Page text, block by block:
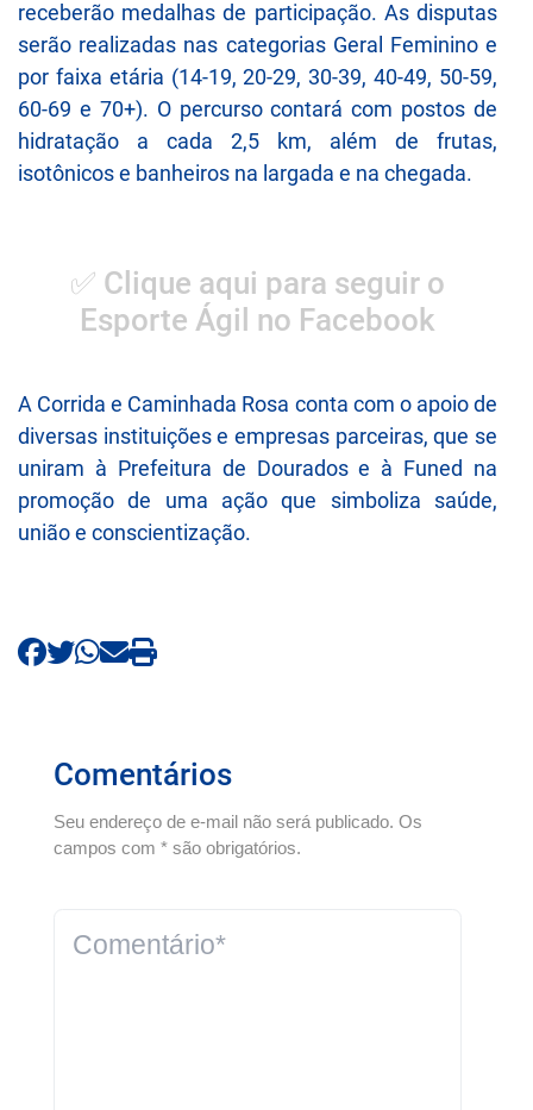
receberão medalhas de participação. As disputas
serão realizadas nas categorias Geral Feminino e
por faixa etária (14-19, 20-29, 30-39, 40-49, 50-59,
60-69 e 70+). O percurso contará com postos de
hidratação a cada 2,5 km, além de frutas,
isotônicos e banheiros na largada e na chegada.
✅ Clique aqui para seguir o
Esporte Ágil no Facebook
A Corrida e Caminhada Rosa conta com o apoio de
diversas instituições e empresas parceiras, que se
uniram à Prefeitura de Dourados e à Funed na
promoção de uma ação que simboliza saúde,
união e conscientização.
Comentários
Seu endereço de e-mail não será publicado. Os
campos com * são obrigatórios.